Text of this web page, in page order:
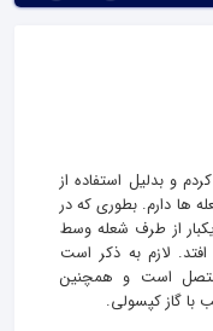
و بدلیل استفاده از
ها دارم. بطوری که در
از طرف شعله وسط
لازم به ذکر است
متصل است و همچنین
با گاز کپسولی.